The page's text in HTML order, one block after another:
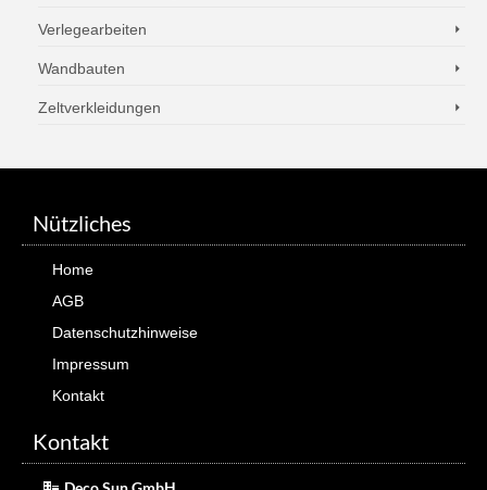
Verlegearbeiten
Wandbauten
Zeltverkleidungen
Nützliches
Home
AGB
Datenschutzhinweise
Impressum
Kontakt
Kontakt